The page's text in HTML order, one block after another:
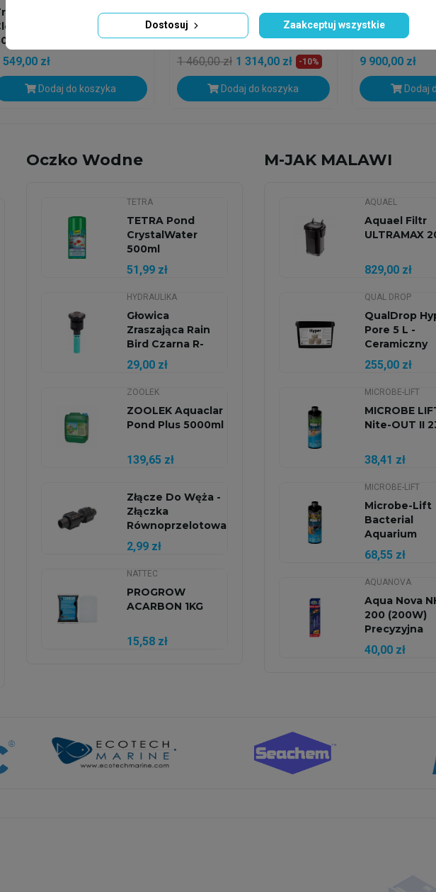
Creations Roller
200 WiFi – Rollermat
549,00 zł
Dodaj do koszyka
ARKA MyAqua 1900
Profesjonalny System
Odwróconej Osmozy...
1 460,00 zł 1 314,00 zł -10%
Dodaj do koszyka
Neptunian
Kompletny
Akwarium
9 900,00 zł
Dodaj
Oczko Wodne
TETRA
TETRA Pond
CrystalWater
500ml
51,99 zł
HYDRAULIKA
Głowica
Zraszająca Rain
Bird Czarna R-
VAN-SST
29,00 zł
ZOOLEK
ZOOLEK Aquaclar
Pond Plus 5000ml
139,65 zł
Złącze Do Węża -
Złączka
Równoprzelotowa
16mm -...
2,99 zł
NATTEC
PROGROW
ACARBON 1KG
15,58 zł
M-JAK MALAWI
AQUAEL
Aquael Filtr
ULTRAMAX
829,00 zł
QUAL DROP
QualDrop
Pore 5 L -
Ceramiczny
Materiał...
255,00 zł
MICROBE-LIFT
MICROBE
Nite-OUT II
38,41 zł
MICROBE-LIFT
Microbe-Lift
Bacterial
Aquarium
Balancer 473
68,55 zł
AQUANOVA
Aqua Nova
200 (200W)
Precyzyjna
Grzałka...
40,00 zł
Dostosuj Zaakceptuj wszystkie